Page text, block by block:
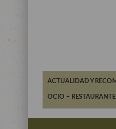
ACTUALIDAD Y
OCIO –